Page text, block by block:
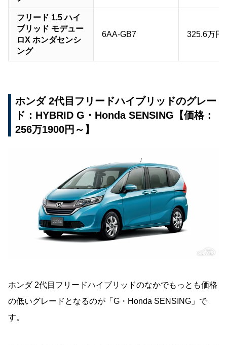
フリード 1.5 ハイ
ブリッド モデュー
ロX ホンダセンシ
ング
6AA-GB7 325.6万円
ホンダ 2代目フリードハイブリッドのグレー
ド：HYBRID G・Honda SENSING【価格：
256万1900円～】
ホンダ 2代目フリードハイブリッドのなかでもっとも価格
の低いグレードとなるのが「G・Honda SENSING」で
す。